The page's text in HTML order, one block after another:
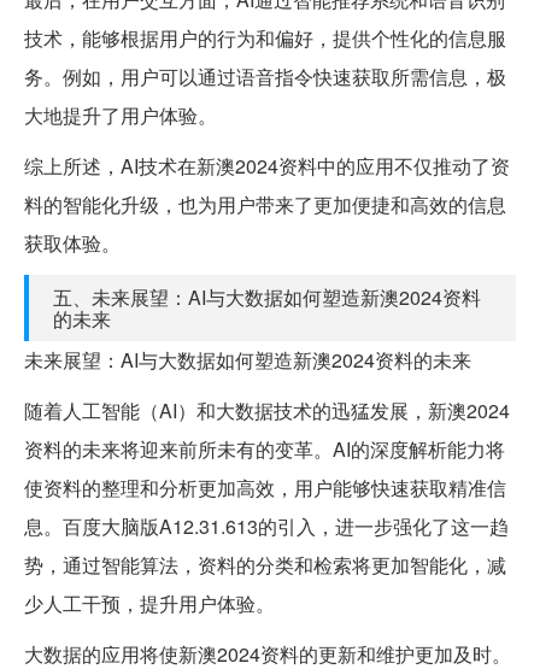
技术，能够根据用户的行为和偏好，提供个性化的信息服
务。例如，用户可以通过语音指令快速获取所需信息，极
大地提升了用户体验。
综上所述，AI技术在新澳2024资料中的应用不仅推动了资
料的智能化升级，也为用户带来了更加便捷和高效的信息
获取体验。
五、未来展望：AI与大数据如何塑造新澳2024资料
的未来
未来展望：AI与大数据如何塑造新澳2024资料的未来
随着人工智能（AI）和大数据技术的迅猛发展，新澳2024
资料的未来将迎来前所未有的变革。AI的深度解析能力将
使资料的整理和分析更加高效，用户能够快速获取精准信
息。百度大脑版A12.31.613的引入，进一步强化了这一趋
势，通过智能算法，资料的分类和检索将更加智能化，减
少人工干预，提升用户体验。
大数据的应用将使新澳2024资料的更新和维护更加及时。